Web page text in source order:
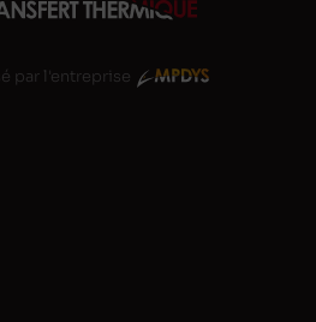
par l'entreprise